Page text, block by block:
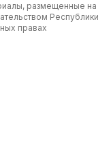
размещенные на
Республики
правах